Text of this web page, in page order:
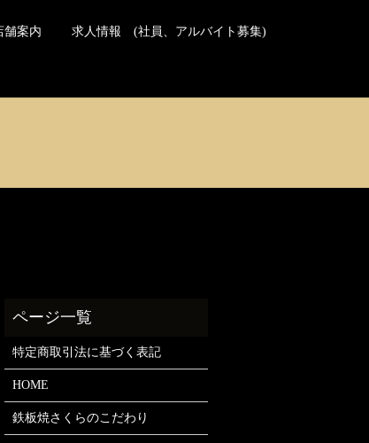
日本の方のご予約はこちら Reservations for travelers
舗案内 求人情報 (社員、アルバイト募集)
特定商取引法に基づく表記
HOME
鉄板焼さくらのこだわり